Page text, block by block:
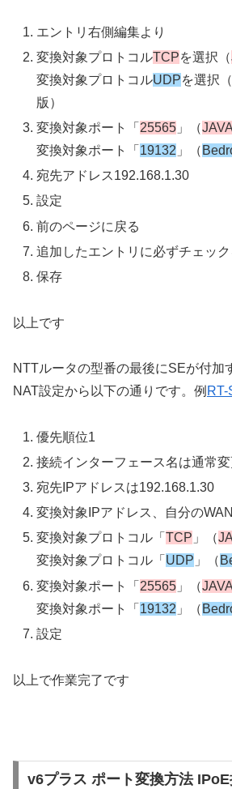
エントリ右側編集より
変換対象プロトコルTCPを選択（
変換対象プロトコルUDPを選択（
版）
変換対象ポート「 25565 」（JAVA
変換対象ポート「 19132 」（
宛先アドレス192.168.1.30
設定
前のページに戻る
追加したエントリに必ずチェッ
保存
以上です
NTTルータの型番の最後にSEが付加
NAT設定から以下の通りです。例 RT-
優先順位1
接続インターフェース名は通常変
宛先IPアドレスは192.168.1.30
変換対象IPアドレス、自分の
変換対象プロトコル「TCP 」（
変換対象プロトコル「 UDP 」（
変換対象ポート「 25565 」（JAVA
変換対象ポート「 19132 」（
設定
以上で作業完了です
v6プラス ポート変換方法